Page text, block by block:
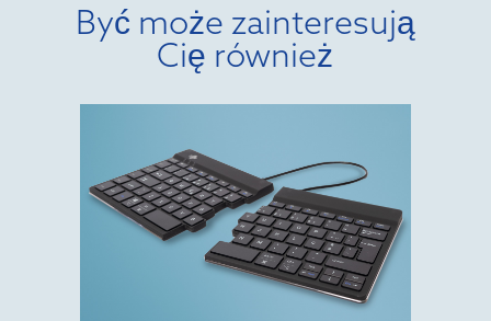
Być może zainteresują
Cię również